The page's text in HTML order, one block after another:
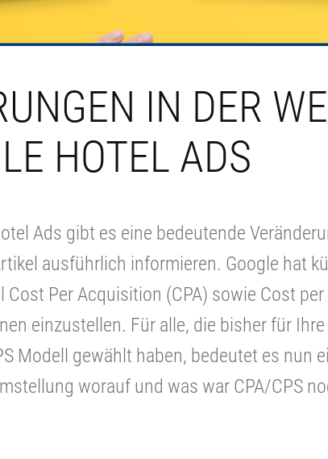
IN DER
HOTEL ADS
Ads gibt es eine bedeutende
ausführlich informieren. Google hat
Per Acquisition (CPA) sowie Cost per
einzustellen. Für alle, die bisher für Ihre
Modell gewählt haben, bedeutet es nun
worauf und was war CPA/CPS